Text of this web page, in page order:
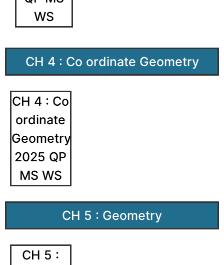
WS
CH 4 : Co ordinate Geometry
CH 4 : Co
ordinate
Geometry
2025 QP
MS WS
CH 5 : Geometry
CH 5 :